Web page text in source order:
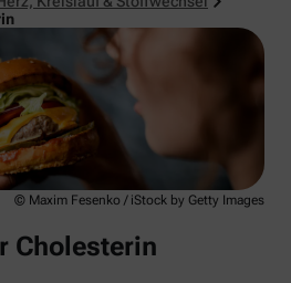
© Maxim Fesenko / iStock by Getty Images
Cholesterin